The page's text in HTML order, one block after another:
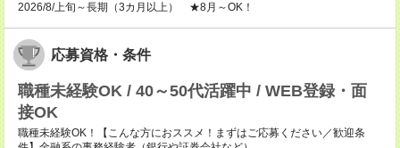
2026/8/上旬～長期（3カ月以上） ★8月～OK！
応募資格・条件
職種未経験OK / 40～50代活躍中 / WEB登録・面
接OK
職種未経験OK！【こんな方におススメ！まずはご応募ください／歓迎条